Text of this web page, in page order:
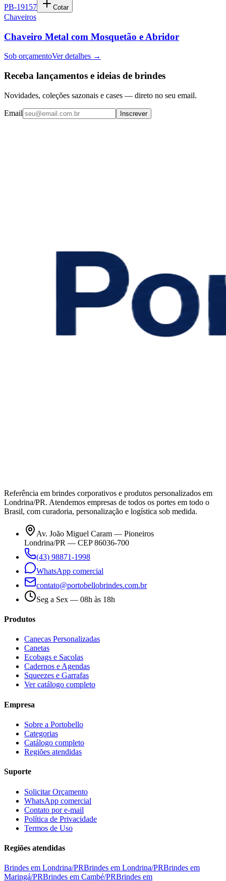
PB-19157 Cotar
Chaveiros
Chaveiro Metal com Mosquetão e Abridor
Sob orçamentoVer detalhes →
Receba lançamentos e ideias de brindes
Novidades, coleções sazonais e cases — direto no seu email.
Email Inscrever
Referência em brindes corporativos e produtos personalizados em
Londrina/PR. Atendemos empresas de todos os portes em todo o
Brasil, com curadoria, personalização e logística sob medida.
Av. João Miguel Caram — Pioneiros
Londrina/PR — CEP 86036-700
(43) 98871-1998
WhatsApp comercial
contato@portobellobrindes.com.br
Seg a Sex — 08h às 18h
Produtos
Canecas Personalizadas
Canetas
Ecobags e Sacolas
Cadernos e Agendas
Squeezes e Garrafas
Ver catálogo completo
Empresa
Sobre a Portobello
Categorias
Catálogo completo
Regiões atendidas
Suporte
Solicitar Orçamento
WhatsApp comercial
Contato por e-mail
Política de Privacidade
Termos de Uso
Regiões atendidas
Brindes em Londrina/PRBrindes em Londrina/PRBrindes em
Maringá/PRBrindes em Cambé/PRBrindes em